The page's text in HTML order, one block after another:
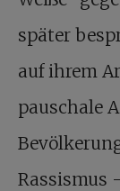
später
auf ihrem
pauschale
Rassismus